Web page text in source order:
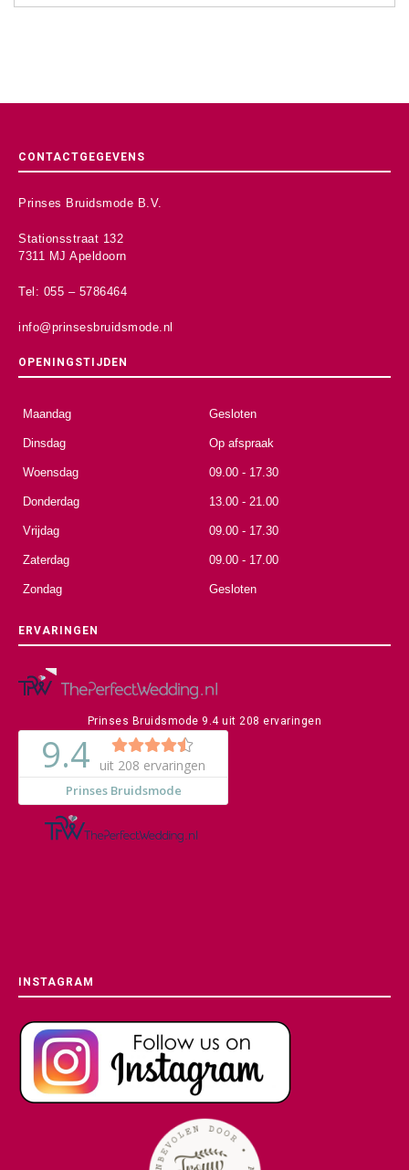
CONTACTGEGEVENS
Prinses Bruidsmode B.V.
Stationsstraat 132
7311 MJ Apeldoorn
Tel: 055 – 5786464
info@prinsesbruidsmode.nl
OPENINGSTIJDEN
Maandag Gesloten
Dinsdag Op afspraak
Woensdag 09.00 - 17.30
Donderdag 13.00 - 21.00
Vrijdag 09.00 - 17.30
Zaterdag 09.00 - 17.00
Zondag Gesloten
ERVARINGEN
Prinses Bruidsmode 9.4uit208 ervaringen
INSTAGRAM